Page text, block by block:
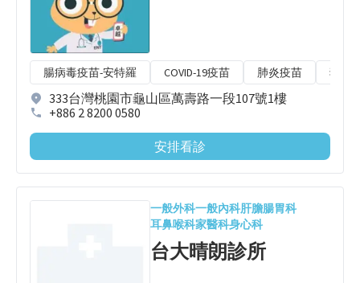
腸病毒疫苗-安特羅 COVID-19疫苗 肺炎疫苗 狂犬
333台灣桃園市龜山區萬壽路一段107號1樓
+886 2 8200 0580
安排看診
一般外科一般內科肝膽腸胃科
耳鼻喉科家醫科身心科
台大晴朗診所